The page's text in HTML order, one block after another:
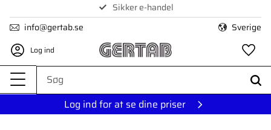
Menu
Sikker e-handel
info@gertab.se
Sverige
Log ind
Log ind for at se dine priser